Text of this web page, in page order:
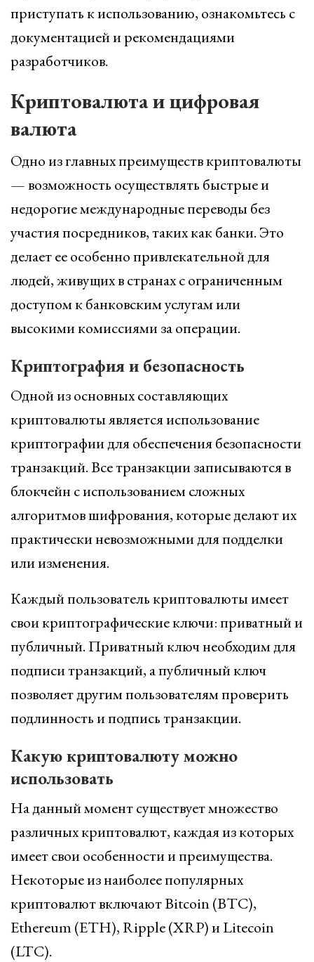
приступать к использованию, ознакомьтесь с
документацией и рекомендациями
разработчиков.
Криптовалюта и цифровая
валюта
Одно из главных преимуществ криптовалюты
— возможность осуществлять быстрые и
недорогие международные переводы без
участия посредников, таких как банки. Это
делает ее особенно привлекательной для
людей, живущих в странах с ограниченным
доступом к банковским услугам или
высокими комиссиями за операции.
Криптография и безопасность
Одной из основных составляющих
криптовалюты является использование
криптографии для обеспечения безопасности
транзакций. Все транзакции записываются в
блокчейн с использованием сложных
алгоритмов шифрования, которые делают их
практически невозможными для подделки
или изменения.
Каждый пользователь криптовалюты имеет
свои криптографические ключи: приватный и
публичный. Приватный ключ необходим для
подписи транзакций, а публичный ключ
позволяет другим пользователям проверить
подлинность и подпись транзакции.
Какую криптовалюту можно
использовать
На данный момент существует множество
различных криптовалют, каждая из которых
имеет свои особенности и преимущества.
Некоторые из наиболее популярных
криптовалют включают Bitcoin (BTC),
Ethereum (ETH), Ripple (XRP) и Litecoin
(LTC).